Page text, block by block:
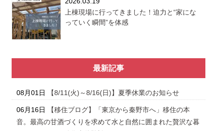
上棟現場に行ってきました！迫力と“家にな
っていく瞬間”を体感
最新記事
08月01日 【8/11(火)～8/16(日)】夏季休業のお知らせ
06月16日
【移住ブログ】「東京から秦野市へ」移住の本
音。最高の甘酒づくりを求めて水と自然に囲まれた贅沢な暮